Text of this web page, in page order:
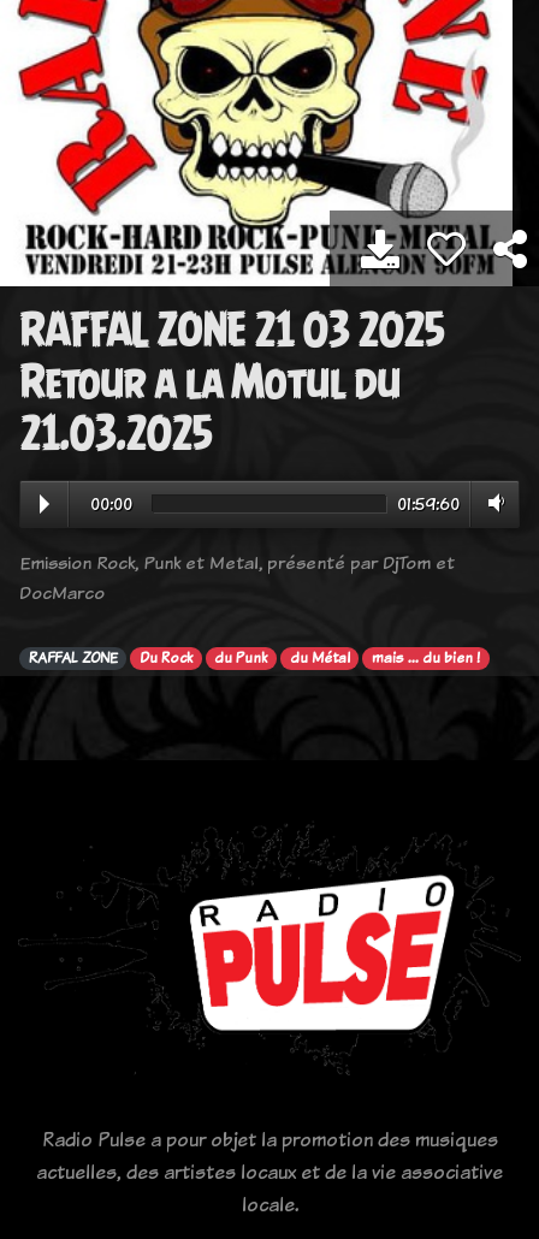
RAFFAL ZONE 21 03 2025
Retour a la Motul du
21.03.2025
00:00 01:59:60
Emission Rock, Punk et Metal, présenté par DjTom et
DocMarco
RAFFAL ZONE Du Rock du Punk du Métal mais ... du bien !
Radio Pulse a pour objet la promotion des musiques
actuelles, des artistes locaux et de la vie associative
locale.